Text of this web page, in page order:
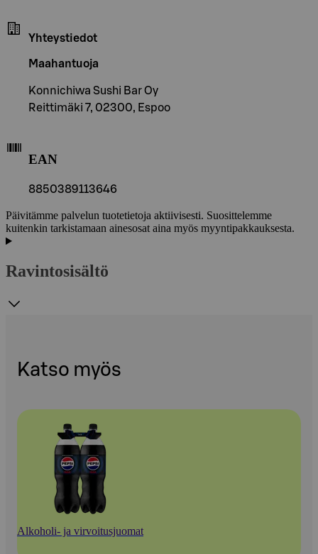
Yhteystiedot
Maahantuoja
Konnichiwa Sushi Bar Oy
Reittimäki 7, 02300, Espoo
EAN
8850389113646
Päivitämme palvelun tuotetietoja aktiivisesti. Suosittelemme
kuitenkin tarkistamaan ainesosat aina myös myyntipakkauksesta.
Ravintosisältö
Katso myös
Alkoholi- ja virvoitusjuomat